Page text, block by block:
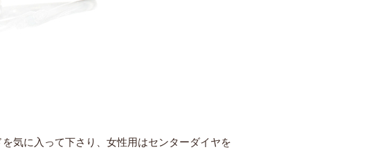
気に入って下さり、女性用はセンターダイヤを